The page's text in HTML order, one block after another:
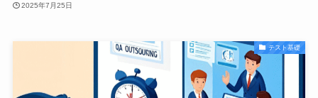
2025年7月25日
テスト基礎